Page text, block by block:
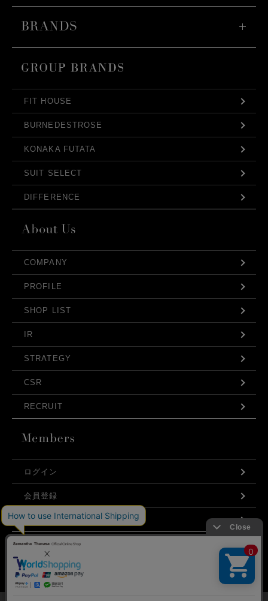
FIT HOUSE
BURNEDESTROSE
KONAKA FUTATA
SUIT SELECT
DIFFERENCE
COMPANY
PROFILE
SHOP LIST
IR
STRATEGY
CSR
RECRUIT
ログイン
会員登録
利用規約
お問い合わせ
プライバシーポリシー
弊社はCookieを利用し、Webの利便性向上に努め
ております。「承諾する」をクリックしていただ
くと、お客様に最適な内容を提供することが可能
承諾する